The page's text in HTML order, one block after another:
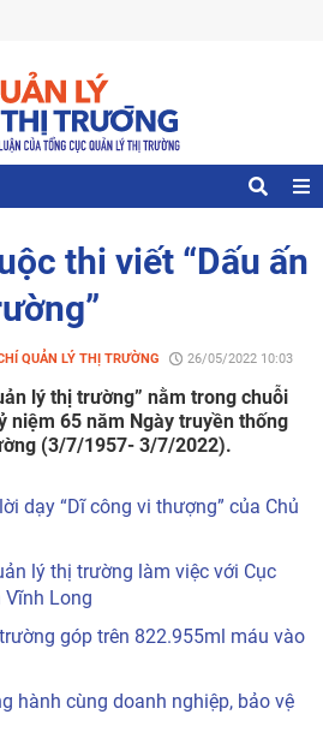
thi viết “Dấu ấn
QUẢN LÝ THỊ TRƯỜNG 26/05/2022 10:03
lý thị trường” nằm trong chuỗi
niệm 65 năm Ngày truyền thống
(3/7/1957- 3/7/2022).
dạy “Dĩ công vi thượng” của Chủ
lý thị trường làm việc với Cục
Long
góp trên 822.955ml máu vào
hành cùng doanh nghiệp, bảo vệ